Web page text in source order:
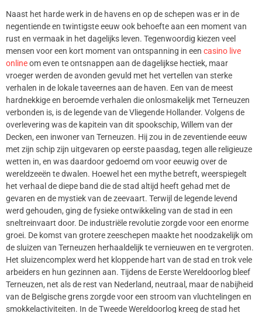
Naast het harde werk in de havens en op de schepen was er in de
negentiende en twintigste eeuw ook behoefte aan een moment van
rust en vermaak in het dagelijks leven. Tegenwoordig kiezen veel
mensen voor een kort moment van ontspanning in een casino live
onlineom even te ontsnappen aan de dagelijkse hectiek, maar
vroeger werden de avonden gevuld met het vertellen van sterke
verhalen in de lokale taveernes aan de haven. Een van de meest
hardnekkige en beroemde verhalen die onlosmakelijk met Terneuzen
verbonden is, is de legende van de Vliegende Hollander. Volgens de
overlevering was de kapitein van dit spookschip, Willem van der
Decken, een inwoner van Terneuzen. Hij zou in de zeventiende eeuw
met zijn schip zijn uitgevaren op eerste paasdag, tegen alle religieuze
wetten in, en was daardoor gedoemd om voor eeuwig over de
wereldzeeën te dwalen. Hoewel het een mythe betreft, weerspiegelt
het verhaal de diepe band die de stad altijd heeft gehad met de
gevaren en de mystiek van de zeevaart. Terwijl de legende levend
werd gehouden, ging de fysieke ontwikkeling van de stad in een
sneltreinvaart door. De industriële revolutie zorgde voor een enorme
groei. De komst van grotere zeeschepen maakte het noodzakelijk om
de sluizen van Terneuzen herhaaldelijk te vernieuwen en te vergroten.
Het sluizencomplex werd het kloppende hart van de stad en trok vele
arbeiders en hun gezinnen aan. Tijdens de Eerste Wereldoorlog bleef
Terneuzen, net als de rest van Nederland, neutraal, maar de nabijheid
van de Belgische grens zorgde voor een stroom van vluchtelingen en
smokkelactiviteiten. In de Tweede Wereldoorlog kreeg de stad het